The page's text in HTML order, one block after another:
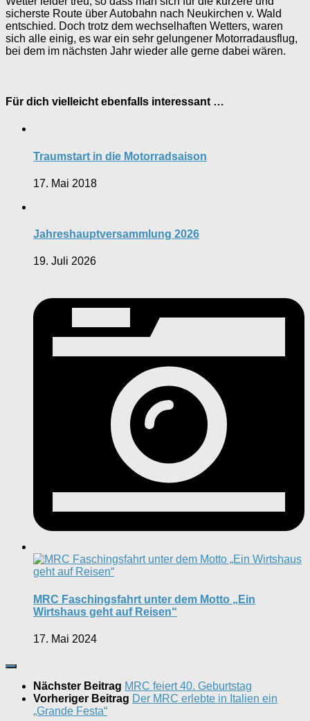
sicherste Route über Autobahn nach Neukirchen v. Wald
entschied. Doch trotz dem wechselhaften Wetters, waren
sich alle einig, es war ein sehr gelungener Motorradausflug,
bei dem im nächsten Jahr wieder alle gerne dabei wären.
Für dich vielleicht ebenfalls interessant …
Traumstart in die Motorradsaison
17. Mai 2018
Jahreshauptversammlung 2026
19. Juli 2026
MRC Faschingsfahrt unter dem Motto „Ein
Wirtshaus geht auf Reisen“
17. Mai 2024
Nächster Beitrag MRC feiert 40. Geburtstag
Vorheriger Beitrag Der MRC erlebte in Italien ein
„Grande Festa“